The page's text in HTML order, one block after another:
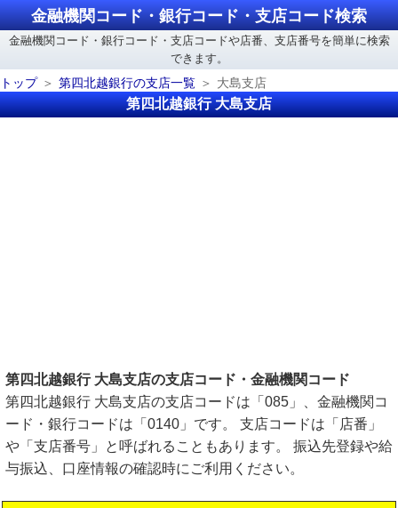
金融機関コード・銀行コード・支店コード検索
金融機関コード・銀行コード・支店コードや店番、支店番号を簡単に検索
できます。
トップ
第四北越銀行の支店一覧 大島支店
第四北越銀行 大島支店
第四北越銀行 大島支店の支店コード・金融機関コード
第四北越銀行 大島支店の支店コードは「085」、金融機関コ
ード・銀行コードは「0140」です。 支店コードは「店番」
や「支店番号」と呼ばれることもあります。 振込先登録や給
与振込、口座情報の確認時にご利用ください。